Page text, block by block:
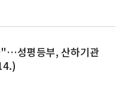
"…성평등부, 산하기관